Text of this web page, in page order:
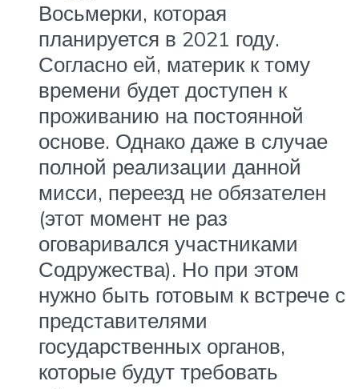
Восьмерки, которая
планируется в 2021 году.
Согласно ей, материк к тому
времени будет доступен к
проживанию на постоянной
основе. Однако даже в случае
полной реализации данной
мисси, переезд не обязателен
(этот момент не раз
оговаривался участниками
Содружества). Но при этом
нужно быть готовым к встрече с
представителями
государственных органов,
которые будут требовать